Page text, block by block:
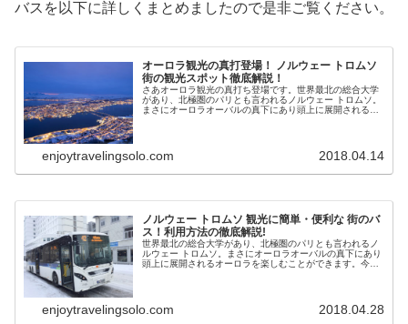
バスを以下に詳しくまとめましたので是非ご覧ください。
オーロラ観光の真打登場！ ノルウェー トロムソ
街の観光スポット徹底解説！
さあオーロラ観光の真打ち登場です。世界最北の総合大学
があり、北極圏のパリとも言われるノルウェー トロムソ。
まさにオーロラオーバルの真下にあり頭上に展開されるオ
enjoytravelingsolo.com 2018.04.14
ノルウェー トロムソ 観光に簡単・便利な 街のバ
ス！利用方法の徹底解説!
世界最北の総合大学があり、北極圏のパリとも言われるノ
ルウェー トロムソ。まさにオーロラオーバルの真下にあり
頭上に展開されるオーロラを楽しむことができます。今回
enjoytravelingsolo.com 2018.04.28